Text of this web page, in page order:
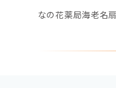
なの花薬局海老名